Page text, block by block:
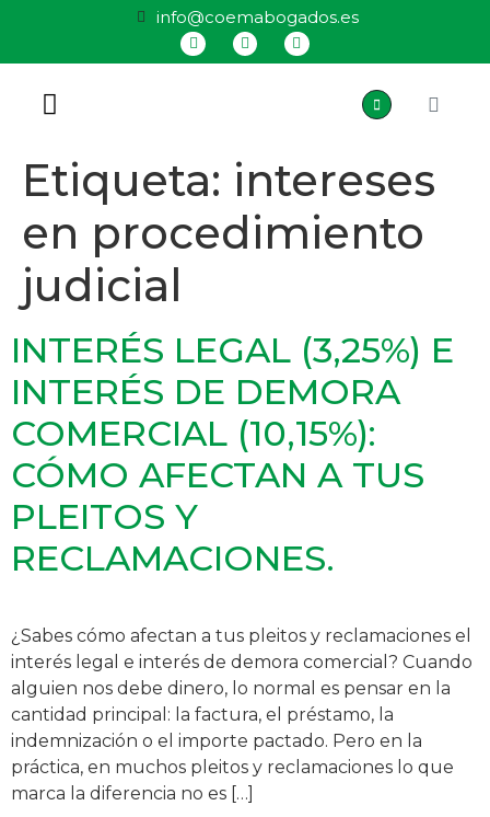
info@coemabogados.es
Etiqueta: intereses
en procedimiento
judicial
INTERÉS LEGAL (3,25%) E
INTERÉS DE DEMORA
COMERCIAL (10,15%):
CÓMO AFECTAN A TUS
PLEITOS Y
RECLAMACIONES.
¿Sabes cómo afectan a tus pleitos y reclamaciones el
interés legal e interés de demora comercial? Cuando
alguien nos debe dinero, lo normal es pensar en la
cantidad principal: la factura, el préstamo, la
indemnización o el importe pactado. Pero en la
práctica, en muchos pleitos y reclamaciones lo que
marca la diferencia no es […]